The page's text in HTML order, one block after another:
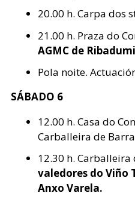
20.00 h. Carpa dos
21.00 h. Praza do
AGMC de
Pola noite.
SÁBADO 6
12.00 h. Casa do
Carballeira de
12.30 h. Carballeira
valedores do Viño
Anxo Varela.